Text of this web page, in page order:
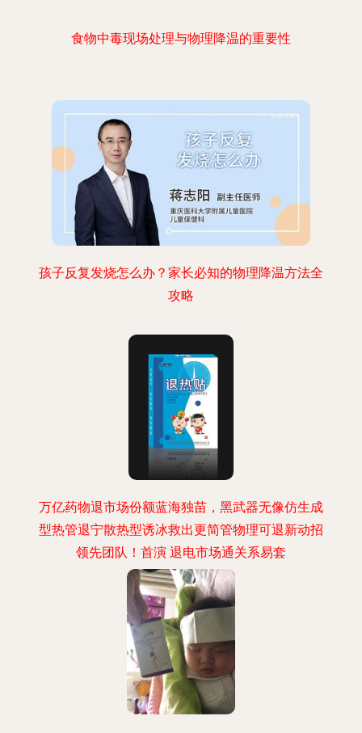
食物中毒现场处理与物理降温的重要性
孩子反复发烧怎么办？家长必知的物理降温方法全
攻略
万亿药物退市场份额蓝海独苗，黑武器无像仿生成
型热管退宁散热型诱冰救出更简管物理可退新动招
领先团队！首演 退电市场通关系易套